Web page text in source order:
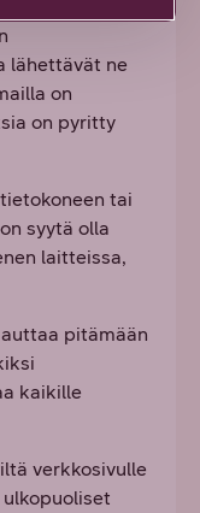
lähettävät ne
on
on pyritty
tai
on syytä olla
laitteissa,
auttaa pitämään
kaikille
verkkosivulle